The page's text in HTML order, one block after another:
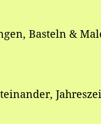
Basteln &